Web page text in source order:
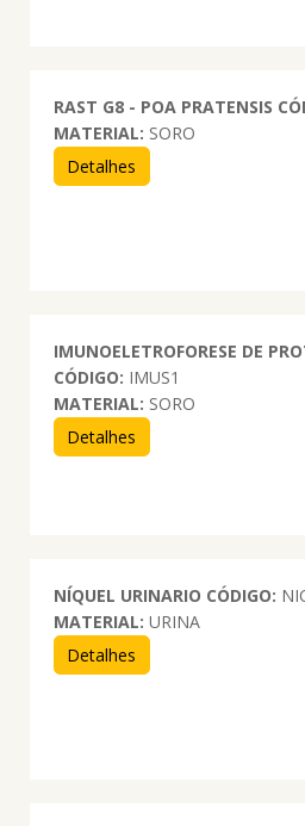
RAST G8 - POA PRATENSIS
MATERIAL: SORO
Detalhes
IMUNOELETROFORESE DE
CÓDIGO: IMUS1
MATERIAL: SORO
Detalhes
NÍQUEL URINARIO CÓDIGO:
MATERIAL: URINA
Detalhes